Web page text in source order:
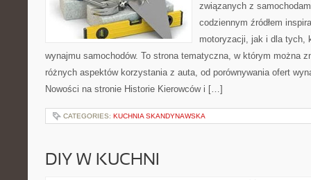
związanych z
codziennym źródłem
motoryzacji, jak i dla tych,
wynajmu samochodów. To strona tematyczna, w którym można
różnych aspektów korzystania z auta, od porównywania ofert
Nowości na stronie Historie Kierowców i […]
CATEGORIES: KUCHNIA SKANDYNAWSKA
DIY W KUCHNI